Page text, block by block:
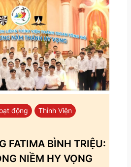
động
Thỉnh Viện
FATIMA BÌNH TRIỆU:
NIỀM HY VỌNG